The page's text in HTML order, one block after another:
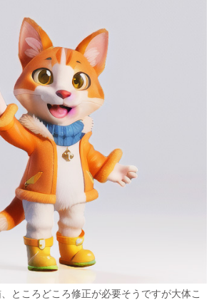
ところどころ修正が必要そうですが大体こ